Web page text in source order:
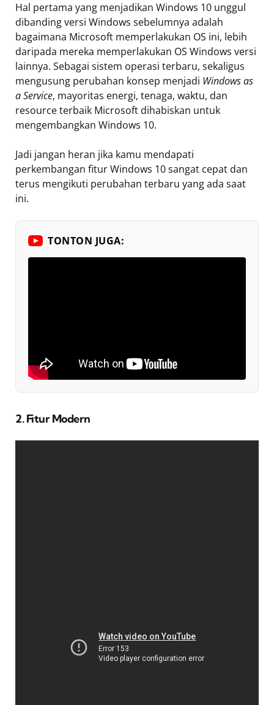
Hal pertama yang menjadikan Windows 10 unggul
dibanding versi Windows sebelumnya adalah
bagaimana Microsoft memperlakukan OS ini, lebih
daripada mereka memperlakukan OS Windows versi
lainnya. Sebagai sistem operasi terbaru, sekaligus
mengusung perubahan konsep menjadi Windows as
a Service, mayoritas energi, tenaga, waktu, dan
resource terbaik Microsoft dihabiskan untuk
mengembangkan Windows 10.
Jadi jangan heran jika kamu mendapati
perkembangan fitur Windows 10 sangat cepat dan
terus mengikuti perubahan terbaru yang ada saat
ini.
TONTON JUGA:
2. Fitur Modern